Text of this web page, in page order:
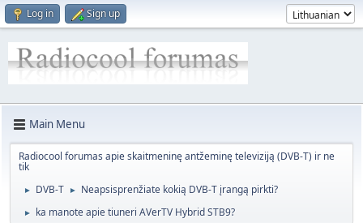
Log in Sign up
Main Menu
Radiocool forumas apie skaitmeninę antžeminę televiziją (DVB-T) ir ne
tik
► DVB-T ► Neapsisprenžiate kokią DVB-T įrangą pirkti?
► ka manote apie tiuneri AVerTV Hybrid STB9?